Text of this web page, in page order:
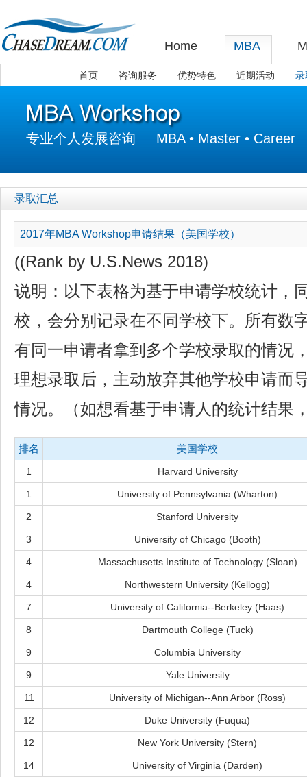
Home MBA
首页 咨询服务 优势特色 近期活动 录
专业个人发展咨询 MBA • Master • Career
录取汇总
2017年MBA Workshop申请结果（美国学校）
((Rank by U.S.News 2018)
说明：以下表格为基于申请学校统计，
校，会分别记录在不同学校下。所有数
有同一申请者拿到多个学校录取的情况
理想录取后，主动放弃其他学校申请而
情况。（如想看基于申请人的统计结果
排名 美国学校
1 Harvard University
1 University of Pennsylvania (Wharton)
2 Stanford University
3 University of Chicago (Booth)
4 Massachusetts Institute of Technology (Sloan)
4 Northwestern University (Kellogg)
7 University of California--Berkeley (Haas)
8 Dartmouth College (Tuck)
9 Columbia University
9 Yale University
11 University of Michigan--Ann Arbor (Ross)
12 Duke University (Fuqua)
12 New York University (Stern)
14 University of Virginia (Darden)